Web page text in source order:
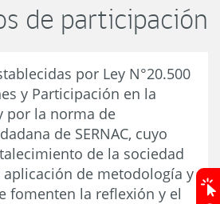
de participación
por Ley N°20.500
y Participación en la
por la norma de
de SERNAC, cuyo
de la sociedad
de metodología y
fomenten la reflexión y el